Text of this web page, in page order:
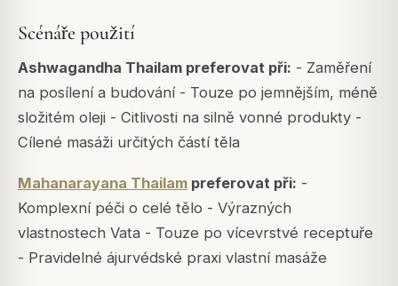
Scénáře použití
Ashwagandha Thailam preferovat při: - Zaměření
na posílení a budování - Touze po jemnějším, méně
složitém oleji - Citlivosti na silně vonné produkty -
Cílené masáži určitých částí těla
Mahanarayana Thailam preferovat při: -
Komplexní péči o celé tělo - Výrazných
vlastnostech Vata - Touze po vícevrstvé receptuře
- Pravidelné ájurvédské praxi vlastní masáže